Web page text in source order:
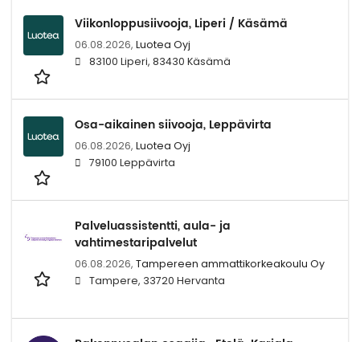
Viikonloppusiivooja, Liperi / Käsämä
06.08.2026, Luotea Oyj
83100 Liperi, 83430 Käsämä
Osa-aikainen siivooja, Leppävirta
06.08.2026, Luotea Oyj
79100 Leppävirta
Palveluassistentti, aula- ja
vahtimestaripalvelut
06.08.2026, Tampereen ammattikorkeakoulu Oy
Tampere, 33720 Hervanta